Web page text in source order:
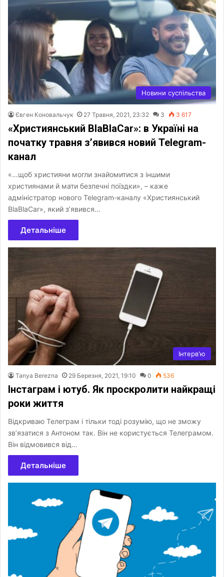
Новини суспільства
Євген Коновальчук 27 Травня, 2021, 23:32 3 3 617
«Християнський BlaBlaCar»: в Україні на
початку травня з’явився новий Telegram-
канал
«…щоб християни могли знайомитися з іншими
християнами й мати безпечні поїздки», – каже
адміністратор нового Telegram-каналу «Християнський
BlaBlaCar», який з’явився…
Детальніше
Інтерв'ю
Tanya Berezna 29 Березня, 2021, 19:10 0 536
Інстаграм і ютуб. Як проскролити найкращі
роки життя
Відкриваю Телеграм і тільки тоді розумію, що не зможу
зв’язатися з Антоном так. Він не користується Телеграмом.
Він відмовився від…
Детальніше